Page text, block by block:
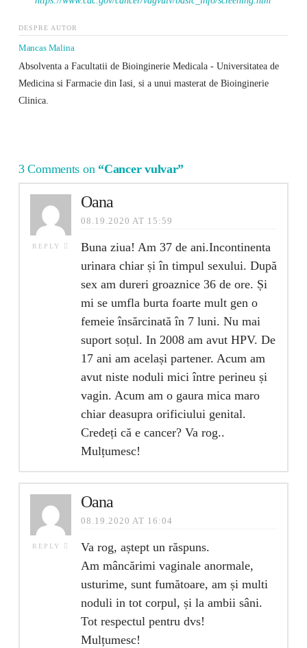
DESPRE AUTOR
Mancas Malina
Absolventa a Facultatii de Bioinginerie Medicala - Universitatea de
Medicina si Farmacie din Iasi, si a unui masterat de Bioinginerie
Clinica.
3 Comments on “Cancer vulvar”
REPLY
Oana
08.19.2020 AT 15:59
Buna ziua! Am 37 de ani.Incontinenta
urinara chiar și în timpul sexului. După
sex am dureri groaznice 36 de ore. Și
mi se umfla burta foarte mult gen o
femeie însărcinată în 7 luni. Nu mai
suport soțul. In 2008 am avut HPV. De
17 ani am același partener. Acum am
avut niste noduli mici între perineu și
vagin. Acum am o gaura mica maro
chiar deasupra orificiului genital.
Credeți că e cancer? Va rog..
Mulțumesc!
REPLY
Oana
08.19.2020 AT 16:04
Va rog, aștept un răspuns.
Am mâncărimi vaginale anormale,
usturime, sunt fumătoare, am și multi
noduli in tot corpul, și la ambii sâni.
Tot respectul pentru dvs!
Mulțumesc!